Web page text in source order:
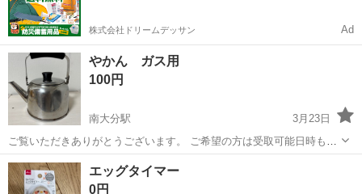
株式会社ドリームデッサン Ad
やかん ガス用
100円
南大分駅
3月23日
ご覧いただきありがとうございます。 ご希望の方は受取可能日時もあ
わせてご連絡ください。 こちらの都合と合う方に優先的にお譲りしま
す。 基本は日中の受け渡し希望です。 ……………………… IHにかわ
ったため、使用しなくな...
大分 大分市 南大分駅
エッグタイマー
0円